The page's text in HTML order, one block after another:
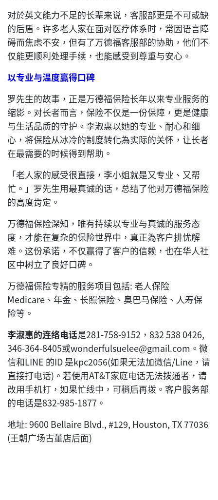
对於英文能力不足的长辈来说，客服部更是不可或缺
的后盾。许多老人家在面对医疗体系时，常因语言障
碍而焦虑不安，但有了万德福客服部的协助，他们不
仅能更顺利处理手续，也能感受到尊重与安心。
以专业与温度赢得口碑
罗先生的故事，正是万德福保险长年以来专业服务的
缩影。对长者而言，保险不仅是一份保障，更是健康
与生活品质的守护。李淑惠以她的专业、耐心和细
心，将保险从冰冷的制度转化為实际的关怀，让长者
在最需要的时候得到帮助。
「老人家的感受很直接，李小姐就是又专业、又帮
忙。」罗先生用最真诚的话，总结了他对万德福保险
的高度肯定。
万德福保险深知，唯有持续以专业与真诚的服务态
度，才能在复杂的保险世界中，真正為客户排忧解
难。这份承诺，不仅赢得了客户的信赖，也在华人社
区中树立了良好口碑。
万德福保险专精的服务项目包括: 老人保险
Medicare、年金、长照保险、奥巴马保险、人寿保
险等。
李淑惠的连络电话是281-758-9152，832 538 0426,
346-364-8405或wonderfulsuelee@gmail.com。微
信和LINE 的ID 是kpc2056(如果无法加微信/Line，请
直接打电话)。若使用AT&T家庭电话无法拨通者，请
改用手机打，如果忙线中，可稍后再拨。客户服务部
的电话是832-985-1877。
地址: 9600 Bellaire Blvd., #129, Houston, TX 77036
(王朝广场古董店后面)